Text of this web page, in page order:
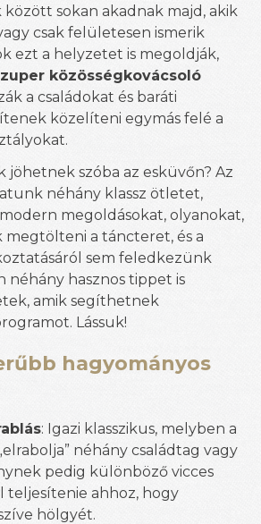
között sokan akadnak majd, akik
csak felületesen ismerik
ezt a helyzetet is megoldják,
közösségkovácsoló
a családokat és baráti
közelíteni egymás felé a
jöhetnek szóba az esküvőn? Az
néhány klassz ötletet,
megoldásokat, olyanokat,
a táncteret, és a
sem feledkezünk
néhány hasznos tippet is
amik segíthetnek
Lássuk!
hagyományos
: Igazi klasszikus, melyben a
néhány családtag vagy
pedig különböző vicces
teljesítenie ahhoz, hogy
hölgyét.